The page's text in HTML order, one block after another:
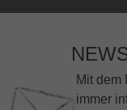
Mit dem
immer